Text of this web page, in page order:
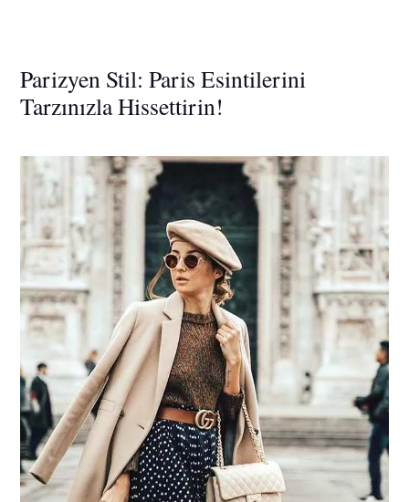
Parizyen Stil: Paris Esintilerini
Tarzınızla Hissettirin!